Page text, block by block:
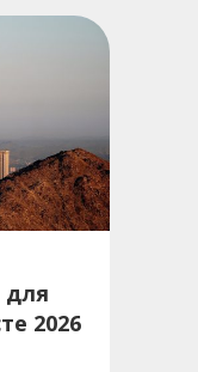
для
2026